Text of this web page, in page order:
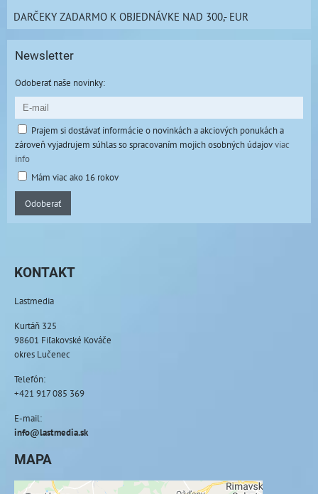
DARČEKY ZADARMO K OBJEDNÁVKE NAD 300,- EUR
Newsletter
Odoberať naše novinky:
Prajem si dostávať informácie o novinkách a akciových ponukách a
zároveň vyjadrujem súhlas so spracovaním mojich osobných údajovviac
info
Mám viac ako 16 rokov
Odoberať
KONTAKT
Lastmedia
Kurtáň 325
98601 Fiľakovské Kováče
okres Lučenec
Telefón:
+421 917 085 369
E-mail:
info@lastmedia.sk
MAPA